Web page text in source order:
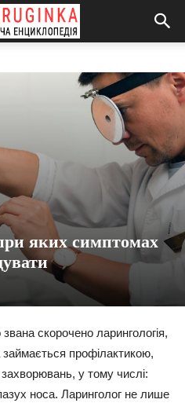
яких симптомах
скорочено ларингологія,
профілактикою,
у тому числі:
носа. Ларинголог не лише